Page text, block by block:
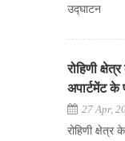
उद्घाटन
रोहिणी
अपार्टमेंट के
27 Apr,
रोहिणी